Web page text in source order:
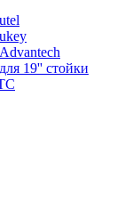
19'' стойки